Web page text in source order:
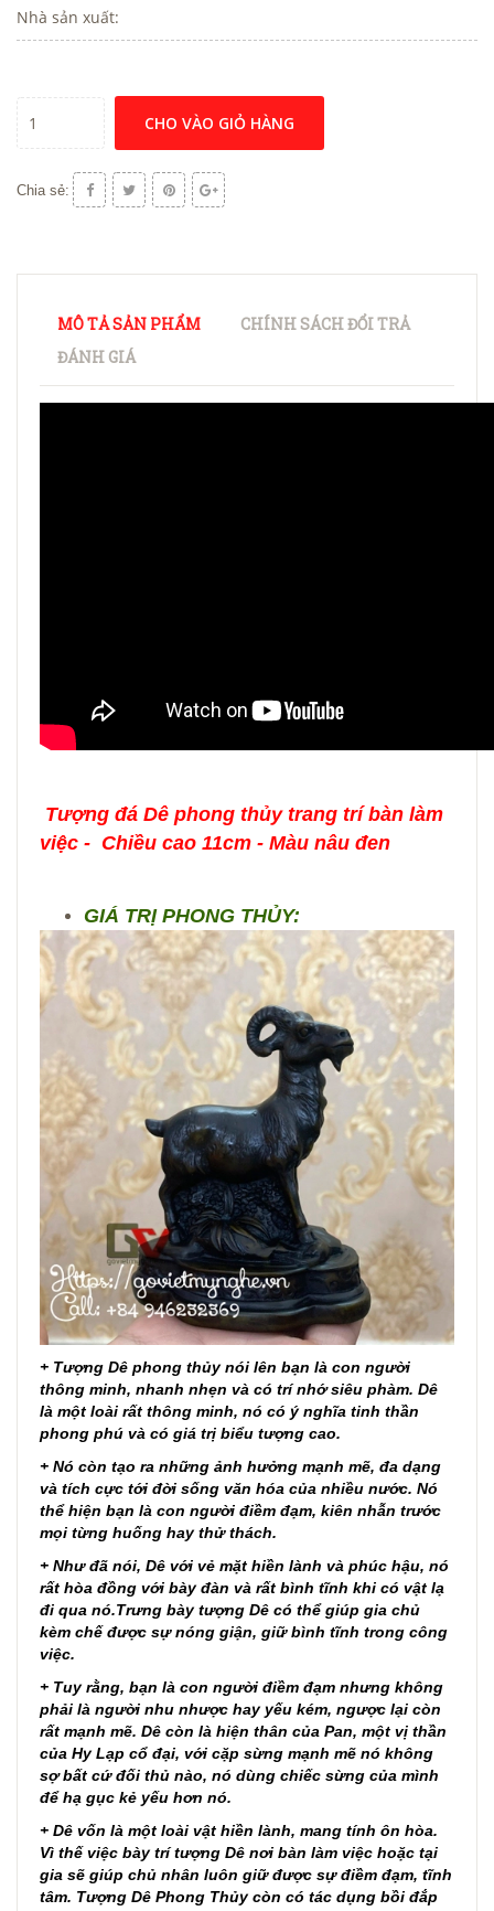
Nhà sản xuất:
CHO VÀO GIỎ HÀNG
Chia sẻ:
MÔ TẢ SẢN PHẨM
CHÍNH SÁCH ĐỔI TRẢ
ĐÁNH GIÁ
Tượng đá Dê phong thủy trang trí bàn làm
việc - Chiều cao 11cm - Màu nâu đen
GIÁ TRỊ PHONG THỦY:
+ Tượng Dê phong thủy nói lên bạn là con người
thông minh, nhanh nhẹn và có trí nhớ siêu phàm. Dê
là một loài rất thông minh, nó có ý nghĩa tinh thần
phong phú và có giá trị biểu tượng cao.
+ Nó còn tạo ra những ảnh hưởng mạnh mẽ, đa dạng
và tích cực tới đời sống văn hóa của nhiều nước. Nó
thể hiện bạn là con người điềm đạm, kiên nhẫn trước
mọi từng huống hay thử thách.
+ Như đã nói, Dê với vẻ mặt hiền lành và phúc hậu, nó
rất hòa đồng với bày đàn và rất bình tĩnh khi có vật lạ
đi qua nó.Trưng bày tượng Dê có thể giúp gia chủ
kèm chế được sự nóng giận, giữ bình tĩnh trong công
việc.
+ Tuy rằng, bạn là con người điềm đạm nhưng không
phải là người nhu nhược hay yếu kém, ngược lại còn
rất mạnh mẽ. Dê còn là hiện thân của Pan, một vị thần
của Hy Lạp cổ đại, với cặp sừng mạnh mẽ nó không
sợ bất cứ đối thủ nào, nó dùng chiếc sừng của mình
để hạ gục kẻ yếu hơn nó.
+ Dê vốn là một loài vật hiền lành, mang tính ôn hòa.
Vì thế việc bày trí tượng Dê nơi bàn làm việc hoặc tại
gia sẽ giúp chủ nhân luôn giữ được sự điềm đạm, tĩnh
tâm. Tượng Dê Phong Thủy còn có tác dụng bồi đắp